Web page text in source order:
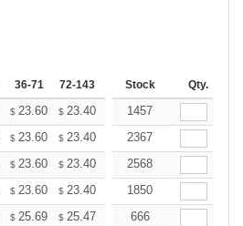
36-71 72-143 144-287 288 + More
Stock Qty.
$ 23.60 $ 23.40 22.99
1457
$ 23.60 $ 23.40 22.99
2367
$ 23.60 $ 23.40 22.99
2568
$ 23.60 $ 23.40 22.99
1850
$ 25.69 $ 25.47 25.03
666